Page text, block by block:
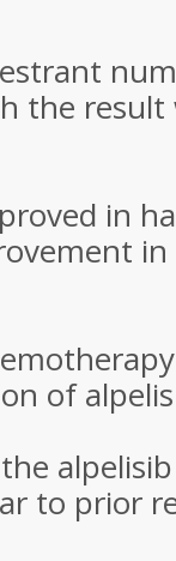
the
in
of
to prior